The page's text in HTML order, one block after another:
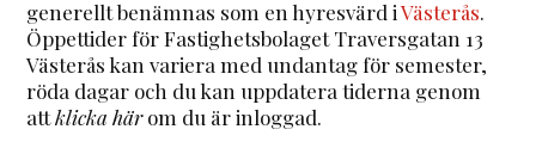
generellt benämnas som en hyresvärd iVästerås.
Öppettider för Fastighetsbolaget Traversgatan 13
Västerås kan variera med undantag för semester,
röda dagar och du kan uppdatera tiderna genom
attklicka härom du är inloggad.